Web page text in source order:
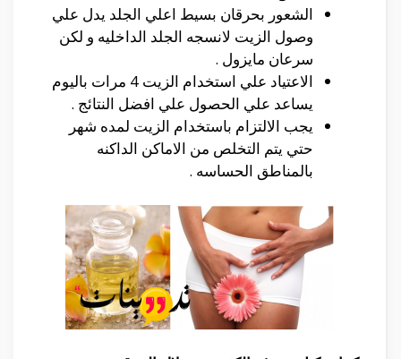
الشعور بحرقان بسيط اعلي الجلد يدل علي
وصول الزيت لانسجه الجلد الداخليه و لكن
سرعان مايزول .
الاعتياد علي استخدام الزيت 4 مرات باليوم
يساعد علي الحصول علي افضل النتائج .
يجب الالتزام باستخدام الزيت لمده شهر
حتي يتم التخلص من الاماكن الداكنه
بالمناطق الحساسه .